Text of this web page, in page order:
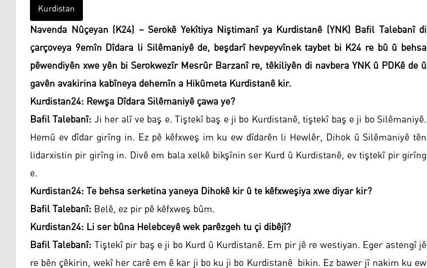
Kurdistan
Navenda Nûçeyan (K24) – Serokê Yekîtiya Niştimanî ya Kurdistanê (YNK) Bafil Talebanî di
çarçoveya 9emîn Dîdara li Silêmaniyê de, beşdarî hevpeyvînek taybet bi K24 re bû û behsa
pêwendiyên xwe yên bi Serokwezîr Mesrûr Barzanî re, têkiliyên di navbera YNK û PDKê de û
gavên avakirina kabîneya dehemîn a Hikûmeta Kurdistanê kir.
Kurdistan24: Rewşa Dîdara Silêmaniyê çawa ye?
Bafil Talebanî:Ji her alî ve baş e. Tiştekî baş e ji bo Kurdistanê, tiştekî baş e ji bo Silêmaniyê.
Hemû ev dîdar girîng in. Ez pê kêfxweş im ku ew dîdarên li Hewlêr, Dihok û Silêmaniyê tên
lidarxistin pir girîng in. Divê em bala xelkê bikşînin ser Kurd û Kurdistanê, ev tiştekî pir girîng
e.
Kurdistan24: Te behsa serketina yaneya Dihokê kir û te kêfxweşiya xwe diyar kir?
Bafil Talebanî: Belê, ez pir pê kêfxweş bûm.
Kurdistan24: Li ser bûna Helebceyê wek parêzgeh tu çi dibêjî?
Bafil Talebanî:Tiştekî pir baş e ji bo Kurd û Kurdistanê. Em pir jê re westiyan. Eger astengî jê
re bên çêkirin, wekî her carê em ê kar ji bo ku ji bo Kurdistanê bikin. Ez bawer jî nakim ku ew